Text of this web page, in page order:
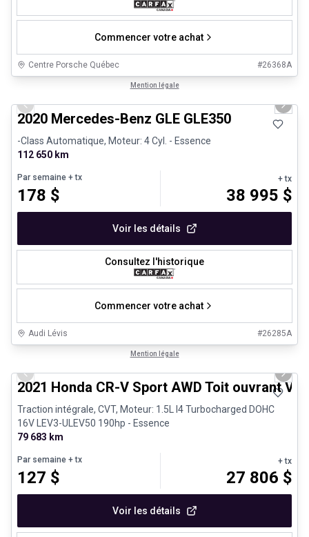
Commencer votre achat
Centre Porsche Québec #26368A
Mention légale
Previous slide Next
2020 Mercedes-Benz GLE GLE350
-Class Automatique, Moteur: 4 Cyl. - Essence
112 650 km
Par semaine + tx
178 $
+ tx
38 995 $
Voir les détails
Consultez l'historique
Commencer votre achat
Audi Lévis #26285A
Mention légale
Previous slide Next
2021 Honda CR-V Sport AWD Toit ouvrant
Traction intégrale, CVT, Moteur: 1.5L I4 Turbocharged DOHC
16V LEV3-ULEV50 190hp - Essence
79 683 km
Par semaine + tx
127 $
+ tx
27 806 $
Voir les détails